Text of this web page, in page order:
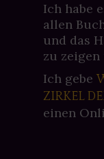
Ich habe
allen
und das
zu
Ich gebe
ZIRKEL
einen